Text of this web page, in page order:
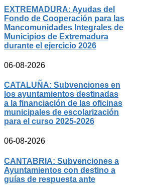
EXTREMADURA: Ayudas del
Fondo de Cooperación para las
Mancomunidades Integrales de
Municipios de Extremadura
durante el ejercicio 2026
06-08-2026
CATALUÑA: Subvenciones en
los ayuntamientos destinadas
a la financiación de las oficinas
municipales de escolarización
para el curso 2025-2026
06-08-2026
CANTABRIA: Subvenciones a
Ayuntamientos con destino a
guías de respuesta ante